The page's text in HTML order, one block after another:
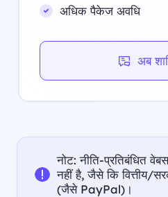
अधिक पैकेज अवधि
अब
नोट: नीति-प्रतिबंधित
नहीं है, जैसे कि वित्तीय/
(जैसे PayPal)।